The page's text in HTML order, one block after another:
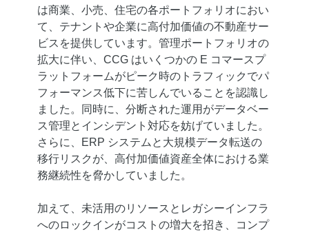
は商業、小売、住宅の各ポートフォリオにおい
て、テナントや企業に高付加価値の不動産サー
ビスを提供しています。管理ポートフォリオの
拡大に伴い、CCG はいくつかの E コマースプ
ラットフォームがピーク時のトラフィックでパ
フォーマンス低下に苦しんでいることを認識し
ました。同時に、分断された運用がデータベー
ス管理とインシデント対応を妨げていました。
さらに、ERP システムと大規模データ転送の
移行リスクが、高付加価値資産全体における業
務継続性を脅かしていました。
加えて、未活用のリソースとレガシーインフラ
へのロックインがコストの増大を招き、コンプ